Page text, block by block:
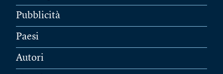
Pubblicità
Paesi
Autori